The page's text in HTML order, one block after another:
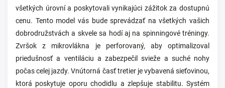
všetkých úrovní a poskytovali vynikajúci zážitok za dostupnú
cenu. Tento model vás bude sprevádzať na všetkých vašich
dobrodružstvách a skvele sa hodí aj na spinningové tréningy.
Zvršok z mikrovlákna je perforovaný, aby optimalizoval
priedušnosť a ventiláciu a zabezpečil svieže a suché nohy
počas celej jazdy. Vnútorná časť tretier je vybavená sieťovinou,
ktorá poskytuje oporu chodidlu a zlepšuje stabilitu. Systém